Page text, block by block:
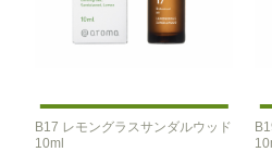
B17 レモングラスサンダルウッド
10ml